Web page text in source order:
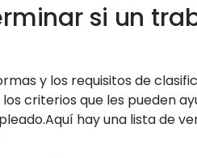
si un
y los requisitos de
criterios que les pueden
hay una lista de